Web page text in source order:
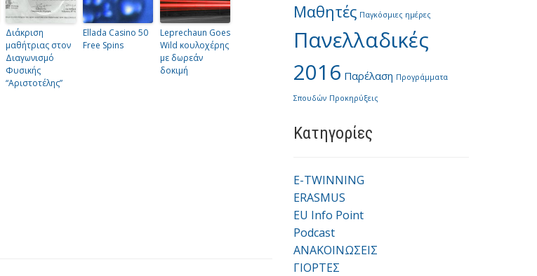
Διάκριση
μαθήτριας στον
Διαγωνισμό
Φυσικής
“Αριστοτέλης”
Ellada Casino 50
Free Spins
Leprechaun Goes
Wild κουλοχέρης
με δωρεάν
δοκιμή
Μαθητές Παγκόσμιες ημέρες
Πανελλαδικές
2016 Παρέλαση Προγράμματα
Σπουδών Προκηρύξεις
Kατηγορίες
E-TWINNING
ERASMUS
EU Info Point
Podcast
ΑΝΑΚΟΙΝΩΣΕΙΣ
ΓΙΟΡΤΕΣ